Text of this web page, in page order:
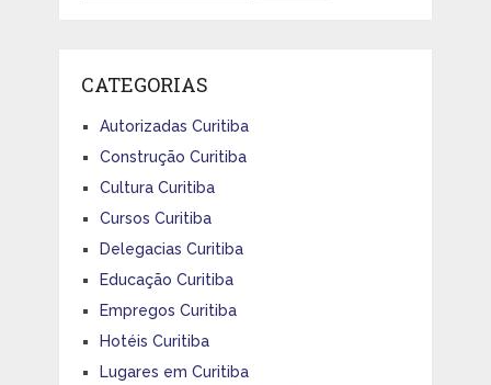
CATEGORIAS
Autorizadas Curitiba
Construção Curitiba
Cultura Curitiba
Cursos Curitiba
Delegacias Curitiba
Educação Curitiba
Empregos Curitiba
Hotéis Curitiba
Lugares em Curitiba